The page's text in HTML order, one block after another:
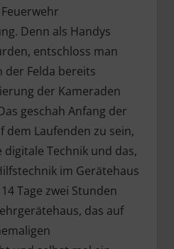
Denn als Handys
entschloss man
der Felda bereits
der Kameraden
geschah Anfang der
dem Laufenden zu sein,
Technik und das,
im Gerätehaus
Tage zwei Stunden
das auf